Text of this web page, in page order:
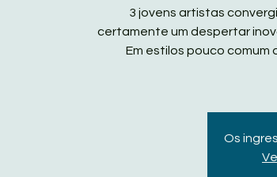
3 jovens artistas
certamente um despertar
Em estilos pouco comum
Os